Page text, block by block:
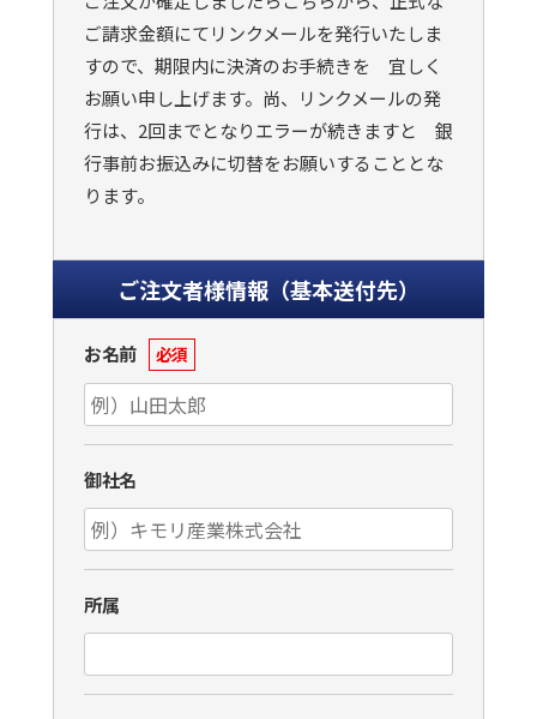
ご請求金額にてリンクメールを発行いたしま
すので、期限内に決済のお手続きを 宜しく
お願い申し上げます。尚、リンクメールの発
行は、2回までとなりエラーが続きますと 銀
行事前お振込みに切替をお願いすることとな
ります。
ご注文者様情報（基本送付先）
お名前 必須
御社名
所属